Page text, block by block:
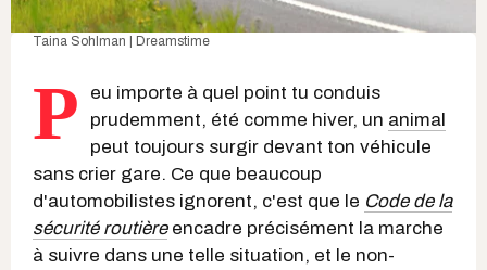
Taina Sohlman | Dreamstime
P
eu importe à quel point tu conduis
prudemment, été comme hiver, un animal
peut toujours surgir devant ton véhicule
sans crier gare. Ce que beaucoup
d'automobilistes ignorent, c'est que le Code de la
sécurité routièreencadre précisément la marche
à suivre dans une telle situation, et le non-